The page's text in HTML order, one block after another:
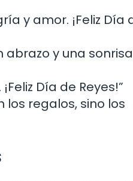
y amor. ¡Feliz Día
abrazo y una
Día de Reyes!”
los regalos, sino los